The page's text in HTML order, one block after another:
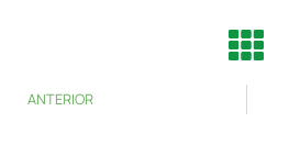
ANTERIOR